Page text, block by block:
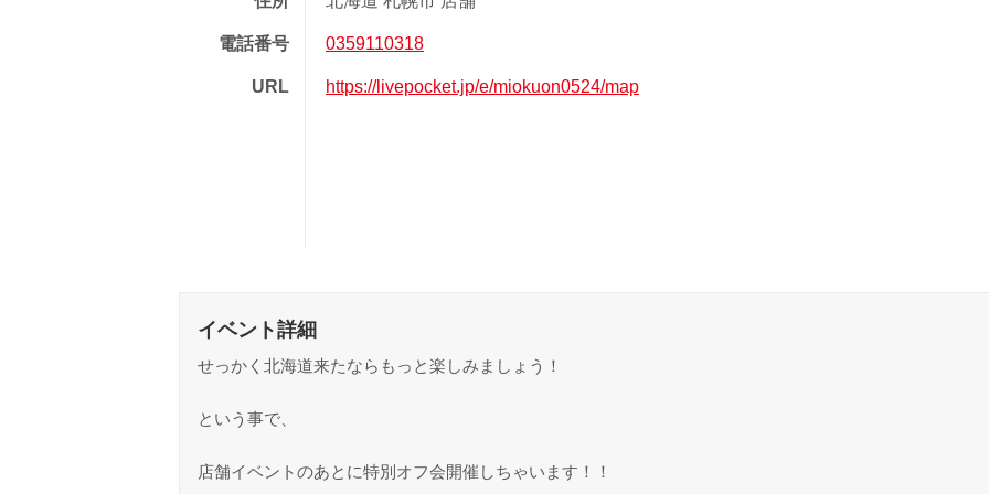
電話番号 0359110318
URL https://livepocket.jp/e/miokuon0524/map
イベント詳細
せっかく北海道来たならもっと楽しみましょう！
という事で、
店舗イベントのあとに特別オフ会開催しちゃいます！！